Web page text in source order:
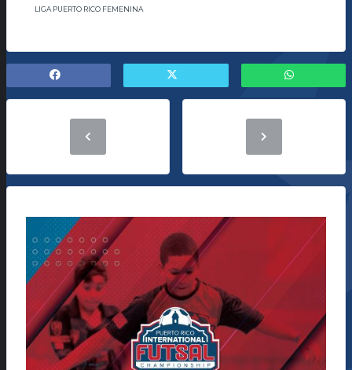
LIGA PUERTO RICO FEMENINA